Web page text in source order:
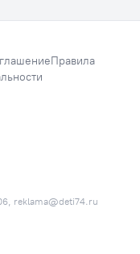
Правила
дешевле
— Вместе дешевле
, reklama@deti74.ru